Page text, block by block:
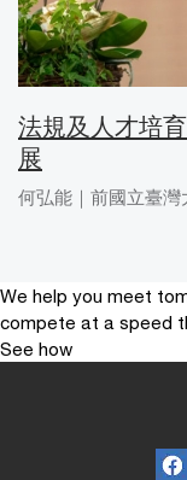
法規及人才培
展
何弘能｜前國立臺
We help you meet
compete at a speed
See how